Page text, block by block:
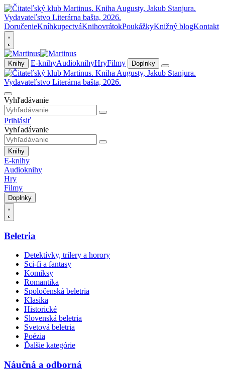
DoručenieKníhkupectváKnihovrátokPoukážkyKnižný blogKontakt
Knihy E-knihyAudioknihyHryFilmy Doplnky
Vyhľadávanie
Prihlásiť
Vyhľadávanie
Knihy
E-knihy
Audioknihy
Hry
Filmy
Doplnky
Beletria
Detektívky, trilery a horory
Sci-fi a fantasy
Komiksy
Romantika
Spoločenská beletria
Klasika
Historické
Slovenská beletria
Svetová beletria
Poézia
Ďalšie kategórie
Náučná a odborná